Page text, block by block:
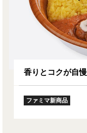
香りとコクが自
ファミマ新商品